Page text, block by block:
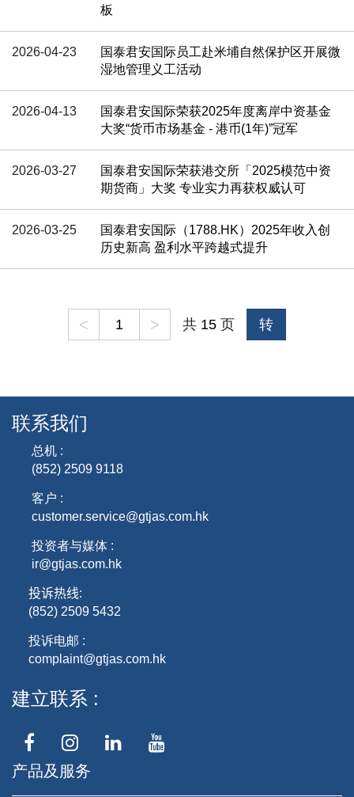
板
2026-04-23
国泰君安国际员工赴米埔自然保护区开展微
湿地管理义工活动
2026-04-13
国泰君安国际荣获2025年度离岸中资基金
大奖“货币市场基金 - 港币(1年)”冠军
2026-03-27
国泰君安国际荣获港交所「2025模范中资
期货商」大奖 专业实力再获权威认可
2026-03-25
国泰君安国际（1788.HK）2025年收入创
历史新高 盈利水平跨越式提升
< > 共 15 页 转
联系我们
总机 :
(852) 2509 9118
客户 :
customer.service@gtjas.com.hk
投资者与媒体 :
ir@gtjas.com.hk
投诉热线:
(852) 2509 5432
投诉电邮 :
complaint@gtjas.com.hk
建立联系
产品及服务